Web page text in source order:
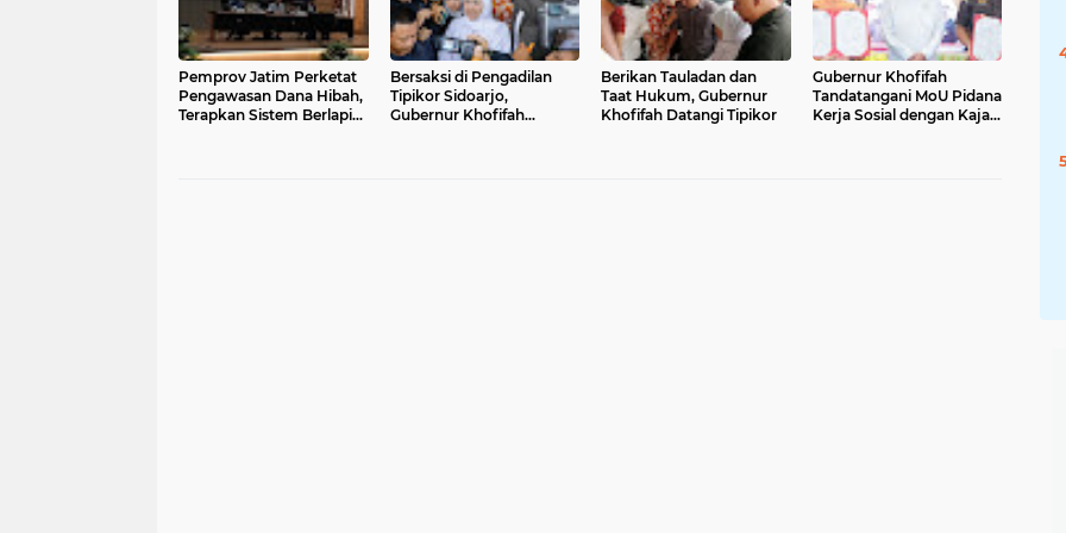
Pemprov Jatim Perketat
Pengawasan Dana Hibah,
Terapkan Sistem Berlapis
Bersaksi di Pengadilan
Tipikor Sidoarjo,
Gubernur Khofifah
Berikan Tauladan dan
Taat Hukum, Gubernur
Khofifah Datangi Tipikor
Gubernur Khofifah
Tandatangani MoU Pidana
Kerja Sosial dengan Kajati